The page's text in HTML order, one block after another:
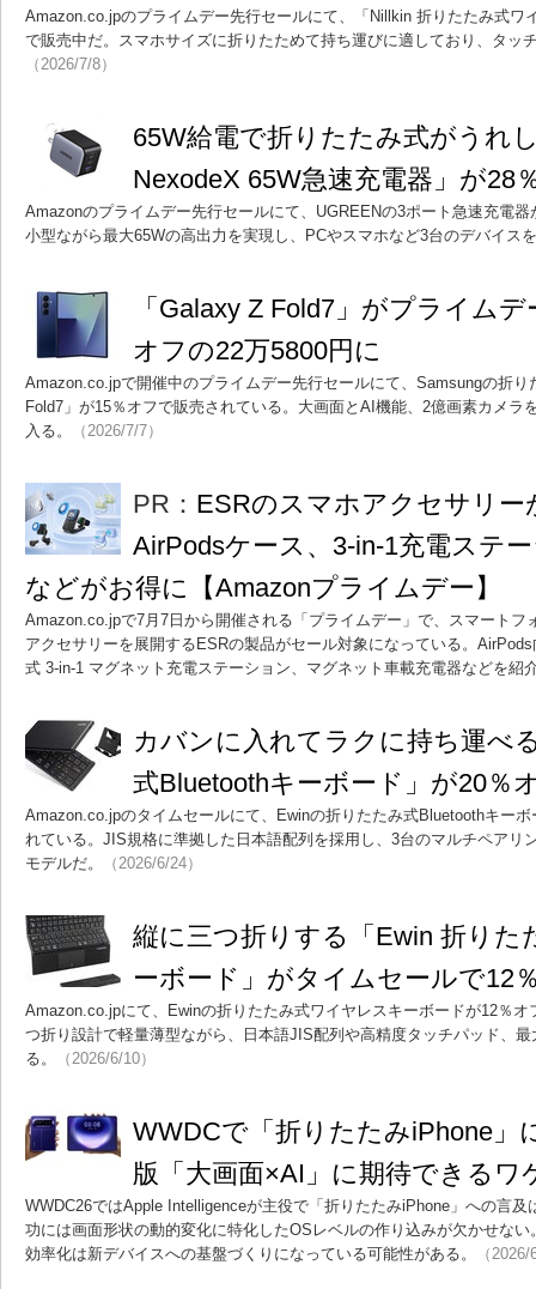
Amazon.co.jpのプライムデー先行セールにて、「Nillkin 折りたたみ式ワ
で販売中だ。スマホサイズに折りたためて持ち運びに適しており、タッ
（2026/7/8）
65W給電で折りたたみ式がうれ
NexodeX 65W急速充電器」が28
Amazonのプライムデー先行セールにて、UGREENの3ポート急速充電
小型ながら最大65Wの高出力を実現し、PCやスマホなど3台のデバイス
「Galaxy Z Fold7」がプライム
オフの22万5800円に
Amazon.co.jpで開催中のプライムデー先行セールにて、Samsungの折
Fold7」が15％オフで販売されている。大画面とAI機能、2億画素カメラ
入る。
（2026/7/7）
PR： ESRのスマホアクセサリ
AirPodsケース、3-in-1充電ステ
などがお得に【Amazonプライムデー】
Amazon.co.jpで7月7日から開催される「プライムデー」で、スマートフ
アクセサリーを展開するESRの製品がセール対象になっている。
式 3-in-1 マグネット充電ステーション、マグネット車載充電器などを紹
カバンに入れてラクに持ち運べ
式Bluetoothキーボード」が20％
Amazon.co.jpのタイムセールにて、Ewinの折りたたみ式Bluetoothキー
れている。JIS規格に準拠した日本語配列を採用し、3台のマルチペアリ
モデルだ。
（2026/6/24）
縦に三つ折りする「Ewin 折りた
ーボード」がタイムセールで12
Amazon.co.jpにて、Ewinの折りたたみ式ワイヤレスキーボードが12％
つ折り設計で軽量薄型ながら、日本語JIS配列や高精度タッチパッド、
る。
（2026/6/10）
WWDCで「折りたたみiPhone」
版「大画面×AI」に期待できるワ
WWDC26ではApple Intelligenceが主役で「折りたたみiPhone」への言
功には画面形状の動的変化に特化したOSレベルの作り込みが欠かせな
効率化は新デバイスへの基盤づくりになっている可能性がある。
（